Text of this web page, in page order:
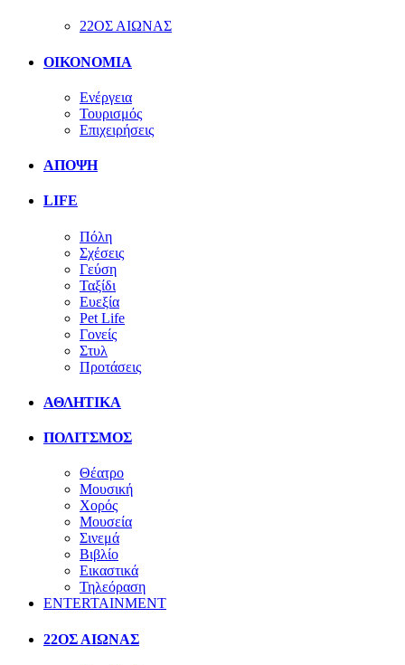
22ΟΣ ΑΙΩΝΑΣ
ΟΙΚΟΝΟΜΙΑ
Ενέργεια
Τουρισμός
Επιχειρήσεις
ΑΠΟΨΗ
LIFE
Πόλη
Σχέσεις
Γεύση
Ταξίδι
Ευεξία
Pet Life
Γονείς
Στυλ
Προτάσεις
ΑΘΛΗΤΙΚΑ
ΠΟΛΙΤΣΜΟΣ
Θέατρο
Μουσική
Χορός
Μουσεία
Σινεμά
Βιβλίο
Εικαστικά
Τηλεόραση
ENTERTAINMENT
22ΟΣ ΑΙΩΝΑΣ